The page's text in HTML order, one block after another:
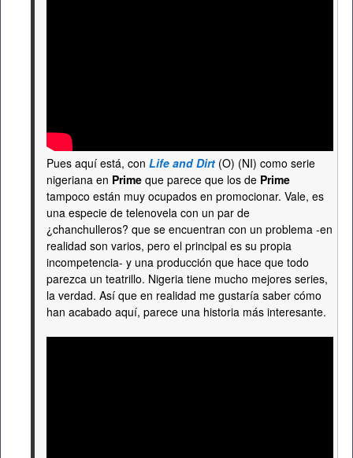
Pues aquí está, con Life and Dirt (O) (NI) como serie
nigeriana en Prime que parece que los de Prime
tampoco están muy ocupados en promocionar. Vale, es
una especie de telenovela con un par de
¿chanchulleros? que se encuentran con un problema -en
realidad son varios, pero el principal es su propia
incompetencia- y una producción que hace que todo
parezca un teatrillo. Nigeria tiene mucho mejores series,
la verdad. Así que en realidad me gustaría saber cómo
han acabado aquí, parece una historia más interesante.